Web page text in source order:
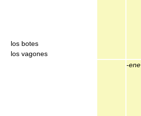
los botes
los vagones
-ene